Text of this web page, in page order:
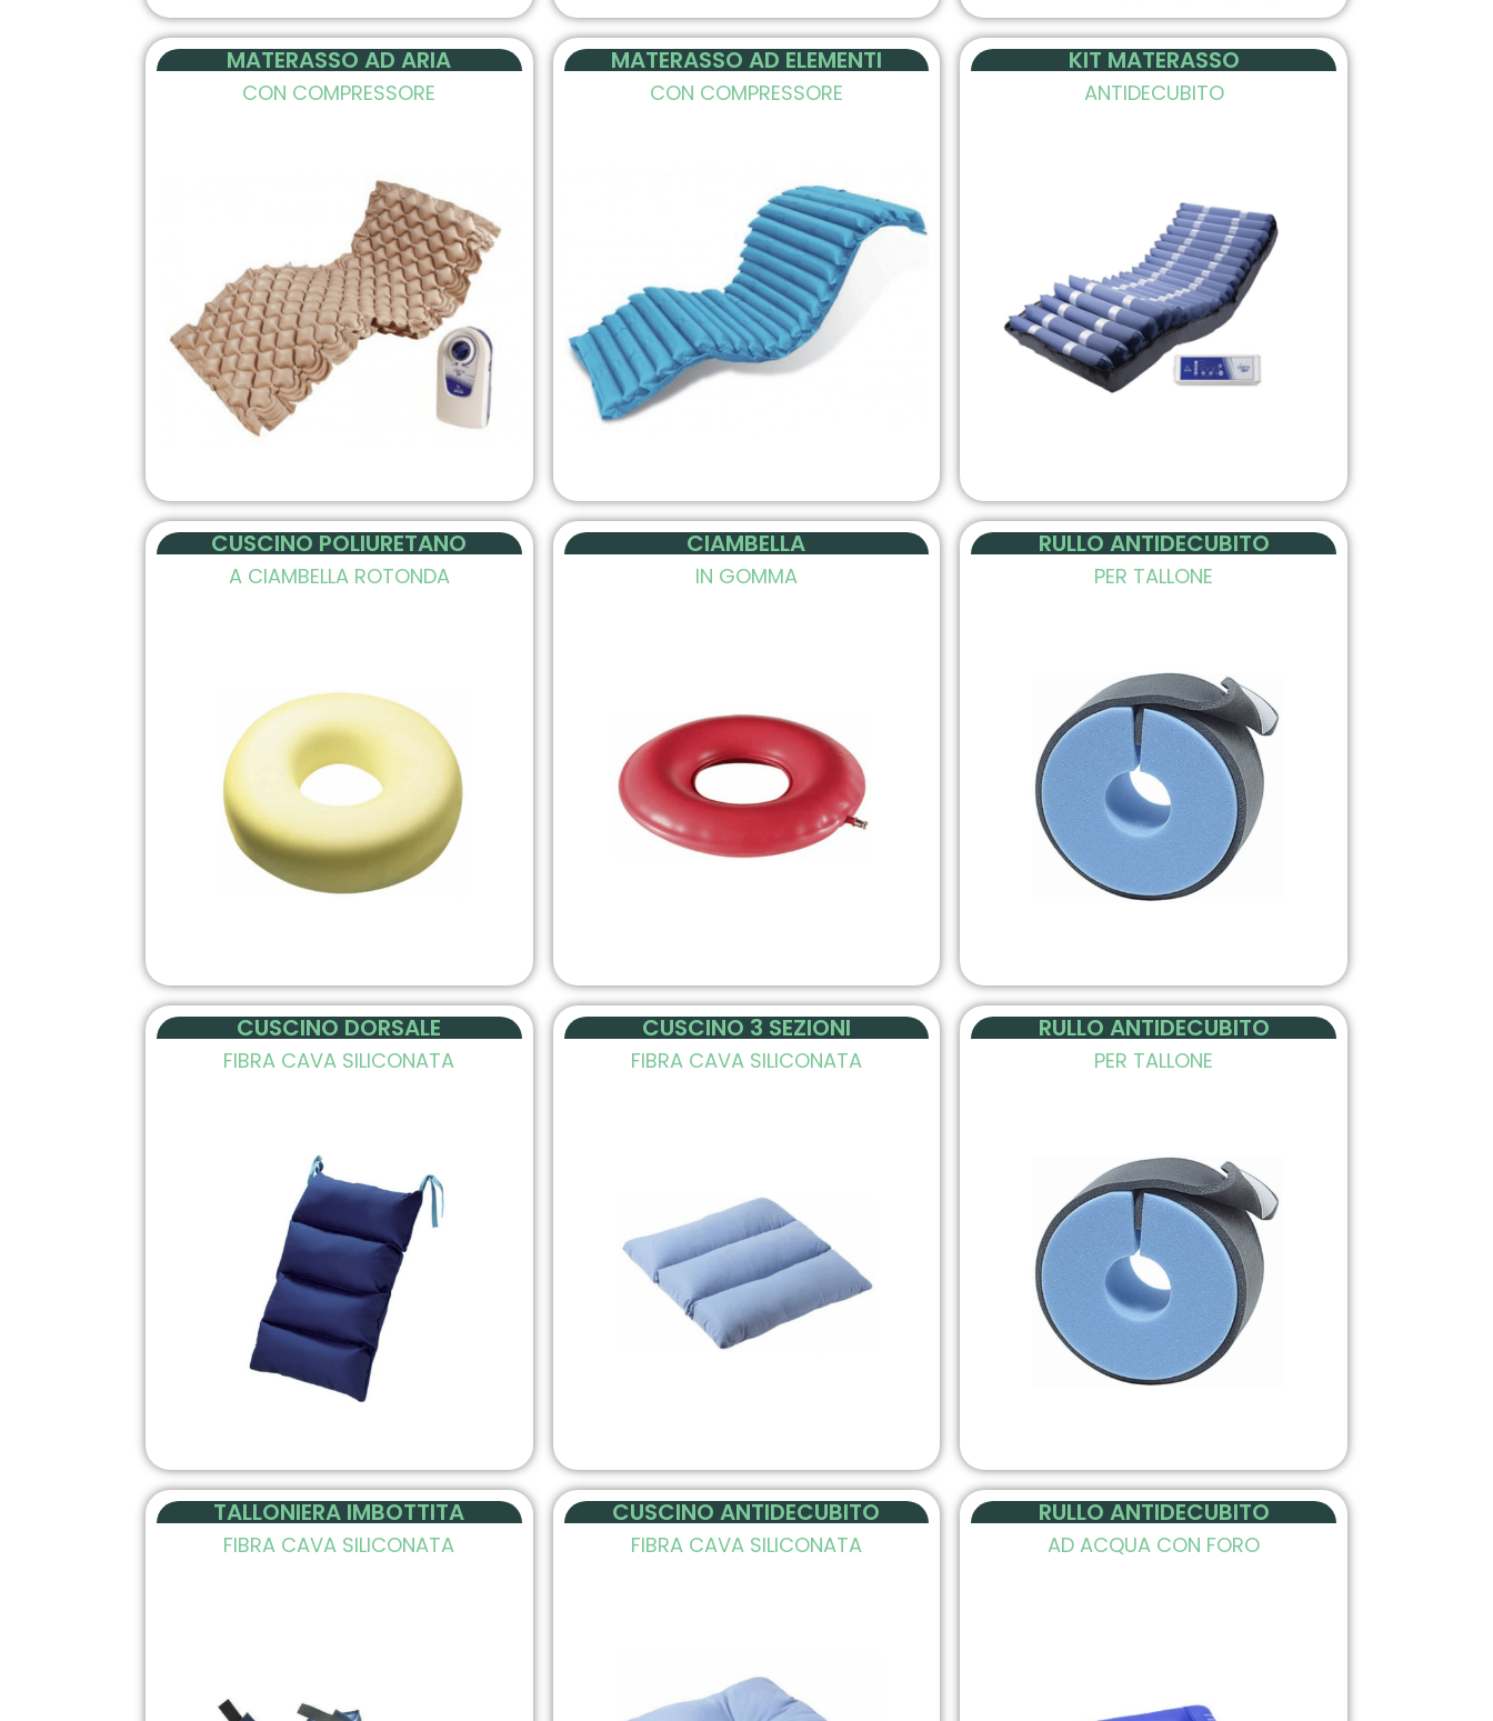
MATERASSO AD ARIA
CON COMPRESSORE
MATERASSO AD ELEMENTI
CON COMPRESSORE
KIT MATERASSO
ANTIDECUBITO
CUSCINO POLIURETANO
A CIAMBELLA ROTONDA
CIAMBELLA
IN GOMMA
RULLO ANTIDECUBITO
PER TALLONE
CUSCINO DORSALE
FIBRA CAVA SILICONATA
CUSCINO 3 SEZIONI
FIBRA CAVA SILICONATA
RULLO ANTIDECUBITO
PER TALLONE
TALLONIERA IMBOTTITA
FIBRA CAVA SILICONATA
CUSCINO ANTIDECUBITO
FIBRA CAVA SILICONATA
RULLO ANTIDECUBITO
AD ACQUA CON FORO